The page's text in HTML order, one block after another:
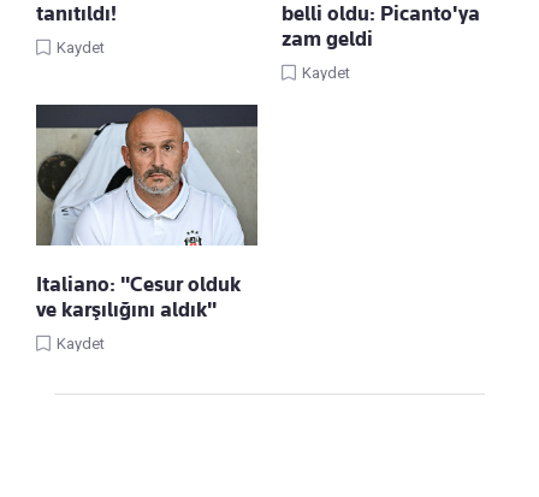
tanıtıldı!
Kaydet
belli oldu: Picanto'ya
zam geldi
Kaydet
Italiano: "Cesur olduk
ve karşılığını aldık"
Kaydet